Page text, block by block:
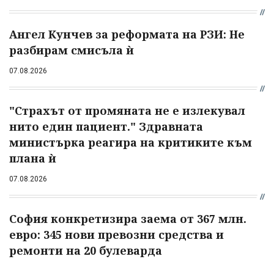
Ангел Кунчев за реформата на РЗИ: Не
разбирам смисъла ѝ
07.08.2026
"Страхът от промяната не е излекувал
нито един пациент." Здравната
министърка реагира на критиките към
плана ѝ
07.08.2026
София конкретизира заема от 367 млн.
евро: 345 нови превозни средства и
ремонти на 20 булеварда